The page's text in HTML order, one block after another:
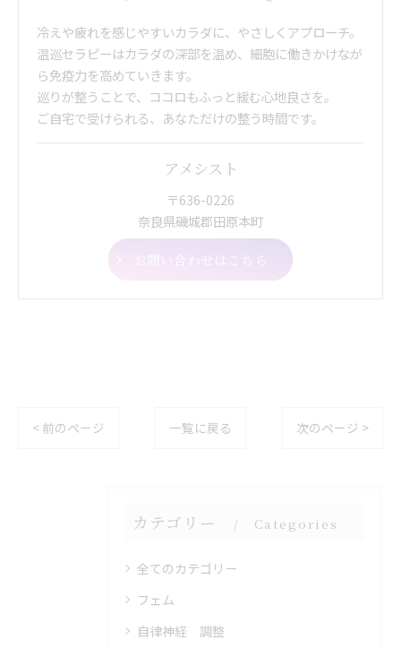
冷えや疲れを感じやすいカラダに、やさしくアプローチ。
温巡セラピーはカラダの深部を温め、細胞に働きかけなが
ら免疫力を高めていきます。
巡りが整うことで、ココロもふっと緩む心地良さを。
ご自宅で受けられる、あなただけの整う時間です。
アメシスト
〒636-0226
奈良県磯城郡田原本町
お問い合わせはこちら
< 前のページ 一覧に戻る 次のページ >
カテゴリー Categories
全てのカテゴリー
フェム
自律神経 調整